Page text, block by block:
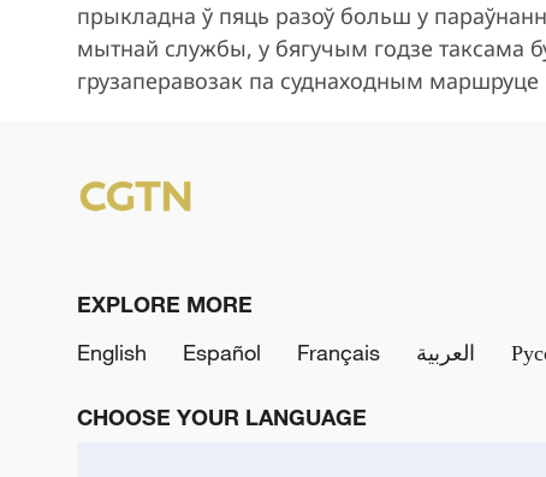
прыкладна ў пяць разоў больш у
мытнай службы, у бягучым годзе таксама
грузаперавозак па суднаходным
EXPLORE MORE
English
Español Français العربية
CHOOSE YOUR LANGUAGE